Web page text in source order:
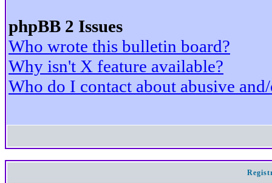
phpBB 2 Issues
Who wrote this bulletin board?
Why isn't X feature available?
Who do I contact about abusive